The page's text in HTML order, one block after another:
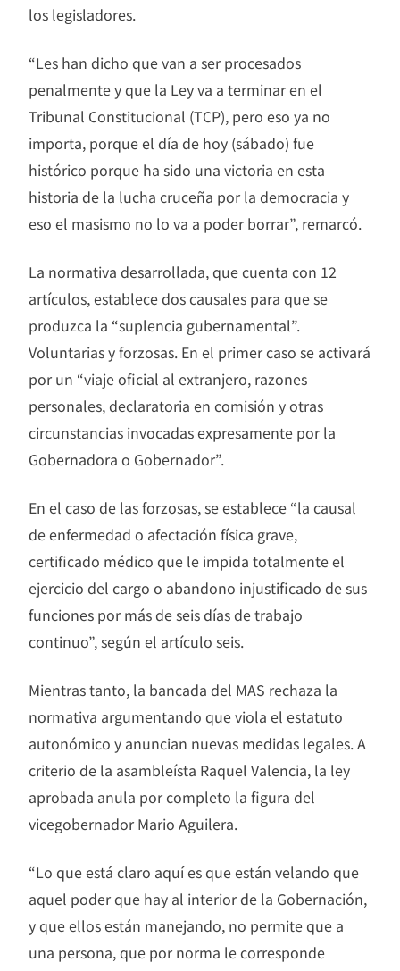
los legisladores.
“Les han dicho que van a ser procesados
penalmente y que la Ley va a terminar en el
Tribunal Constitucional (TCP), pero eso ya no
importa, porque el día de hoy (sábado) fue
histórico porque ha sido una victoria en esta
historia de la lucha cruceña por la democracia y
eso el masismo no lo va a poder borrar”, remarcó.
La normativa desarrollada, que cuenta con 12
artículos, establece dos causales para que se
produzca la “suplencia gubernamental”.
Voluntarias y forzosas. En el primer caso se activará
por un “viaje oficial al extranjero, razones
personales, declaratoria en comisión y otras
circunstancias invocadas expresamente por la
Gobernadora o Gobernador”.
En el caso de las forzosas, se establece “la causal
de enfermedad o afectación física grave,
certificado médico que le impida totalmente el
ejercicio del cargo o abandono injustificado de sus
funciones por más de seis días de trabajo
continuo”, según el artículo seis.
Mientras tanto, la bancada del MAS rechaza la
normativa argumentando que viola el estatuto
autonómico y anuncian nuevas medidas legales. A
criterio de la asambleísta Raquel Valencia, la ley
aprobada anula por completo la figura del
vicegobernador Mario Aguilera.
“Lo que está claro aquí es que están velando que
aquel poder que hay al interior de la Gobernación,
y que ellos están manejando, no permite que a
una persona, que por norma le corresponde